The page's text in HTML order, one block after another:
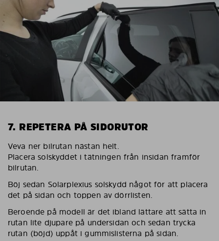
7. REPETERA PÅ SIDORUTOR
Veva ner bilrutan nästan helt.
Placera solskyddet i tätningen från insidan framför
bilrutan.
Böj sedan Solarplexius solskydd något för att placera
det på sidan och toppen av dörrlisten.
Beroende på modell är det ibland lättare att sätta in
rutan lite djupare på undersidan och sedan trycka
rutan (böjd) uppåt i gummislisterna på sidan.